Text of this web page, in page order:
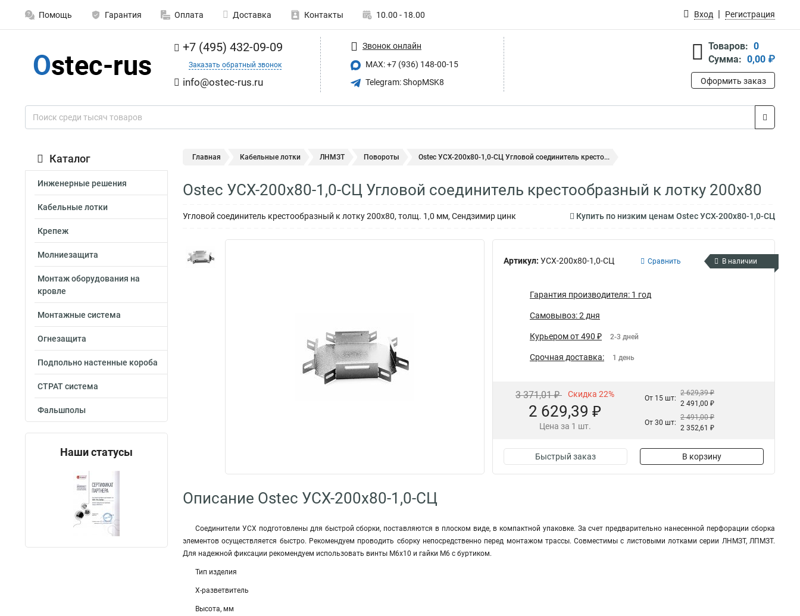
Помощь Гарантия Оплата Доставка Контакты 10.00 - 18.00 Вход Регистрация
+7 (495) 432-09-09
Заказать обратный звонок
info@ostec-rus.ru
Звонок онлайн
MAX: +7 (936) 148-00-15
Telegram: ShopMSK8
Товаров: 0
Сумма: 0,00 ₽
Оформить заказ
Каталог
Инженерные решения
Кабельные лотки
Крепеж
Молниезащита
Монтаж оборудования на
кровле
Монтажные система
Огнезащита
Подпольно настенные короба
СТРАТ система
Фальшполы
Наши статусы
Главная Кабельные лотки ЛНМЗТ Повороты Ostec УСХ-200х80-1,0-СЦ Угловой соединитель кресто...
Ostec УСХ-200х80-1,0-СЦ Угловой соединитель крестообразный к лотку 200х80
Угловой соединитель крестообразный к лотку 200х80, толщ. 1,0 мм, Сендзимир цинк Купить по низким ценам Ostec УСХ-200х80-1,0-СЦ
Артикул: УСХ-200х80-1,0-СЦ Сравнить В наличии
Гарантия производителя: 1 год
Самовывоз: 2 дня
Курьером от 490 ₽ 2-3 дней
Срочная доставка: 1 день
3 371,01 ₽ Скидка 22%
2 629,39 ₽
Цена за 1 шт.
От 15 шт:
2 629,39 ₽
2 491,00 ₽
От 30 шт:
2 491,00 ₽
2 352,61 ₽
Быстрый заказ В корзину
Описание Ostec УСХ-200х80-1,0-СЦ
Соединители УСХ подготовлены для быстрой сборки, поставляются в плоском виде, в компактной упаковке. За счет предварительно нанесенной перфорации сборка
элементов осуществляется быстро. Рекомендуем проводить сборку непосредственно перед монтажом трассы. Совместимы с листовыми лотками серии ЛНМЗТ, ЛПМЗТ.
Для надежной фиксации рекомендуем использовать винты М6х10 и гайки М6 с буртиком.
Тип изделия
Х-разветвитель
Высота, мм